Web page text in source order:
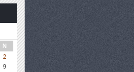
N
2
9